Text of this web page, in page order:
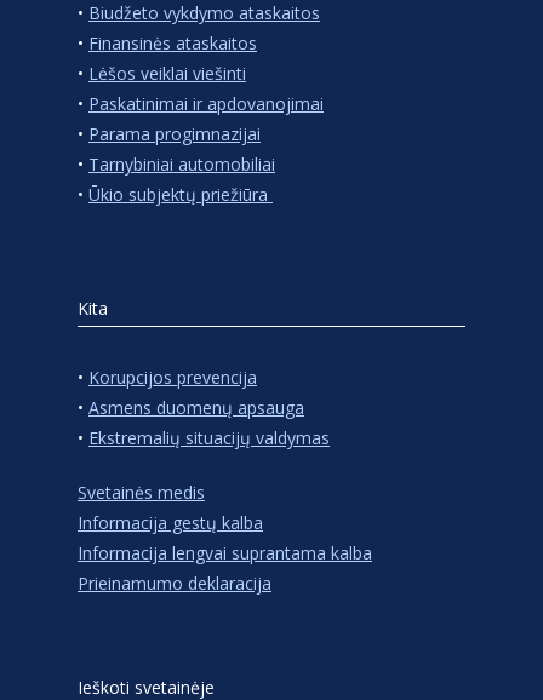
• Biudžeto vykdymo ataskaitos
• Finansinės ataskaitos
• Lėšos veiklai viešinti
• Paskatinimai ir apdovanojimai
• Parama progimnazijai
• Tarnybiniai automobiliai
• Ūkio subjektų priežiūra
Kita
• Korupcijos prevencija
• Asmens duomenų apsauga
• Ekstremalių situacijų valdymas
Svetainės medis
Informacija gestų kalba
Informacija lengvai suprantama kalba
Prieinamumo deklaracija
Ieškoti svetainėje